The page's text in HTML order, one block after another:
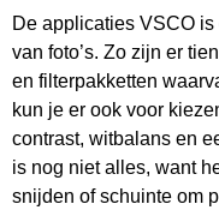
De applicaties VSCO
van foto’s. Zo zijn er
en filterpakketten
kun je er ook voor
contrast, witbalans en
is nog niet alles, want
snijden of schuinte om